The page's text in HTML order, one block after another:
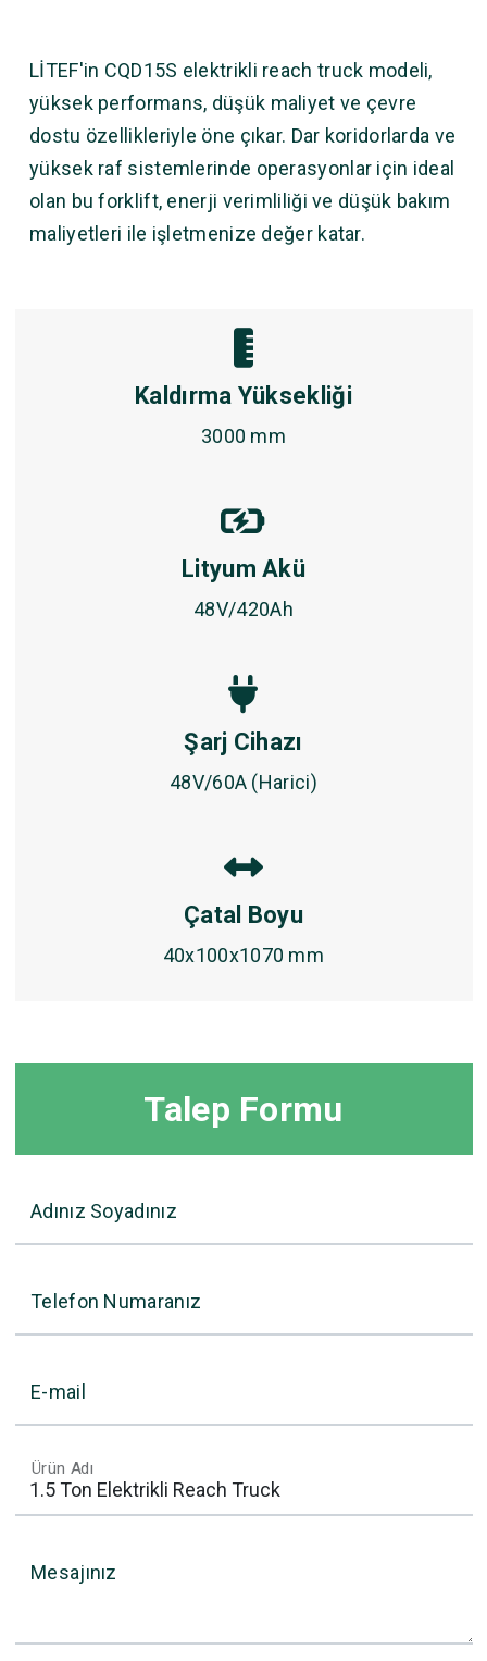
LİTEF'in CQD15S elektrikli reach truck modeli,
yüksek performans, düşük maliyet ve çevre
dostu özellikleriyle öne çıkar. Dar koridorlarda ve
yüksek raf sistemlerinde operasyonlar için ideal
olan bu forklift, enerji verimliliği ve düşük bakım
maliyetleri ile işletmenize değer katar.
Kaldırma Yüksekliği
3000 mm
Lityum Akü
48V/420Ah
Şarj Cihazı
48V/60A (Harici)
Çatal Boyu
40x100x1070 mm
Talep Formu
Adınız Soyadınız
Telefon Numaranız
E-mail
Ürün Adı
Mesajınız